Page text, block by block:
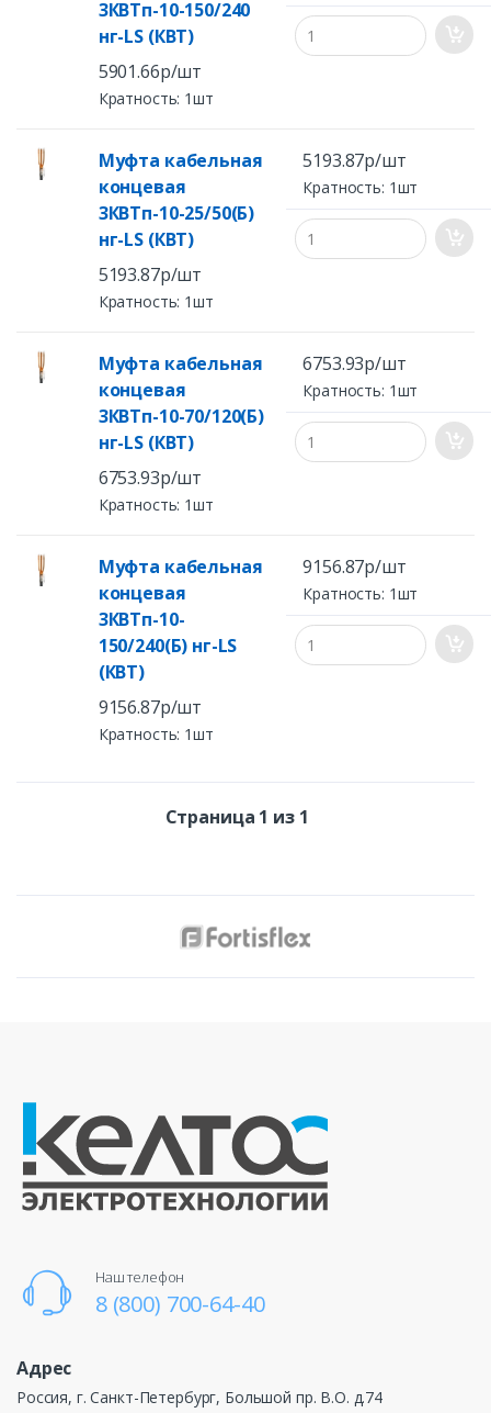
3КВТп-10-150/240
нг-LS (КВТ)
5901.66р/шт
Кратность: 1шт
Муфта кабельная
концевая
3КВТп-10-25/50(Б)
нг-LS (КВТ)
5193.87р/шт
Кратность: 1шт
5193.87р/шт
Кратность: 1шт
Муфта кабельная
концевая
3КВТп-10-70/120(Б)
нг-LS (КВТ)
6753.93р/шт
Кратность: 1шт
6753.93р/шт
Кратность: 1шт
Муфта кабельная
концевая
3КВТп-10-
150/240(Б) нг-LS
(КВТ)
9156.87р/шт
Кратность: 1шт
9156.87р/шт
Кратность: 1шт
Страница 1 из 1
Наш телефон
8 (800) 700-64-40
Адрес
Россия, г. Санкт-Петербург, Большой пр. В.О. д.74